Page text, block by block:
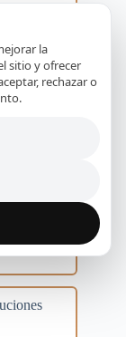
tus
la
sitio y ofrecer
rechazar o